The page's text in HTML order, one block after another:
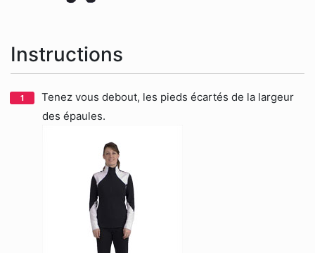
Instructions
Tenez vous debout, les pieds écartés de la largeur
des épaules.